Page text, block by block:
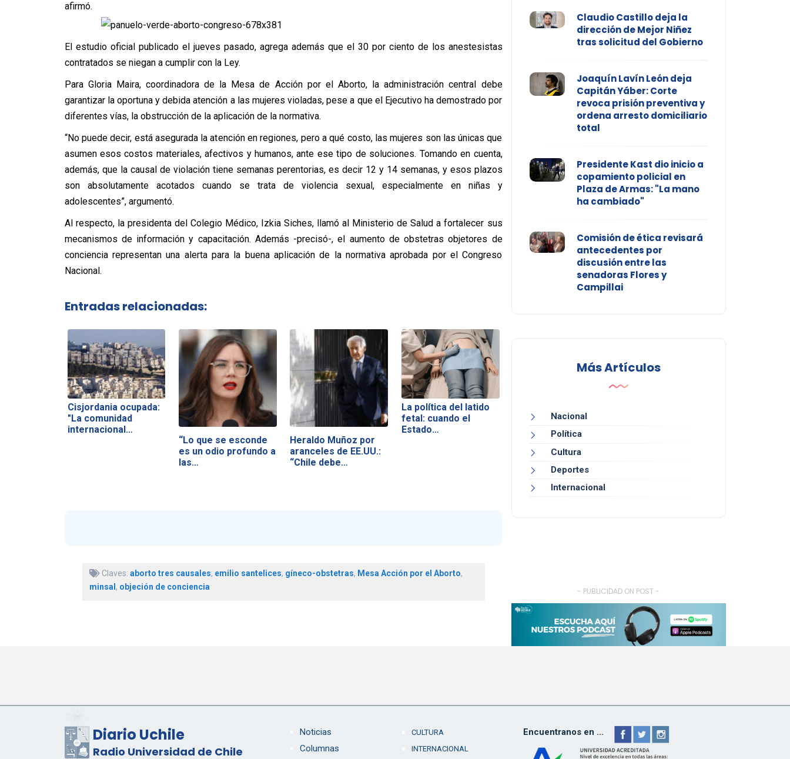
afirmó.
El estudio oficial publicado el jueves pasado, agrega además que el 30 por ciento de los anestesistas
contratados se niegan a cumplir con la Ley.
Para Gloria Maira, coordinadora de la Mesa de Acción por el Aborto, la administración central debe
garantizar la oportuna y debida atención a las mujeres violadas, pese a que el Ejecutivo ha demostrado por
diferentes vías, la obstrucción de la aplicación de la normativa.
“No puede decir, está asegurada la atención en regiones, pero a qué costo, las mujeres son las únicas que
asumen esos costos materiales, afectivos y humanos, ante ese tipo de soluciones. Tomando en cuenta,
además, que la causal de violación tiene semanas perentorias, es decir 12 y 14 semanas, y esos plazos
son absolutamente acotados cuando se trata de violencia sexual, especialmente en niñas y
adolescentes”, argumentó.
Al respecto, la presidenta del Colegio Médico, Izkia Siches, llamó al Ministerio de Salud a fortalecer sus
mecanismos de información y capacitación. Además -precisó-, el aumento de obstetras objetores de
conciencia representan una alerta para la buena aplicación de la normativa aprobada por el Congreso
Nacional.
Entradas relacionadas:
Cisjordania ocupada:
"La comunidad
internacional…
“Lo que se esconde
es un odio profundo a
las…
Heraldo Muñoz por
aranceles de EE.UU.:
“Chile debe…
La política del latido
fetal: cuando el
Estado…
Claves: aborto tres causales, emilio santelices, gíneco-obstetras, Mesa Acción por el Aborto,
minsal , objeción de conciencia
Claudio Castillo deja la
dirección de Mejor Niñez
tras solicitud del Gobierno
Joaquín Lavín León deja
Capitán Yáber: Corte
revoca prisión preventiva y
ordena arresto domiciliario
total
Presidente Kast dio inicio a
copamiento policial en
Plaza de Armas: "La mano
ha cambiado"
Comisión de ética revisará
antecedentes por
discusión entre las
senadoras Flores y
Campillai
Más Artículos
Nacional
Política
Cultura
Deportes
Internacional
- PUBLICIDAD ON POST -
Diario Uchile
Radio Universidad de Chile
Noticias
Columnas
CULTURA
INTERNACIONAL
Encuentranos en ...